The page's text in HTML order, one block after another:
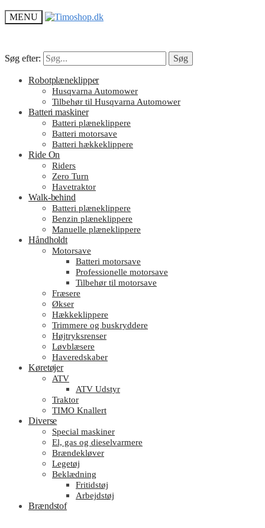
MENU
Søg efter: Søg
Søg efter: Søg
Robotplæneklipper
Husqvarna Automower
Tilbehør til Husqvarna Automower
Batteri maskiner
Batteri plæneklippere
Batteri motorsave
Batteri hækkeklippere
Ride On
Riders
Zero Turn
Havetraktor
Walk-behind
Batteri plæneklippere
Benzin plæneklippere
Manuelle plæneklippere
Håndholdt
Motorsave
Batteri motorsave
Professionelle motorsave
Tilbehør til motorsave
Fræsere
Økser
Hækkeklippere
Trimmere og buskryddere
Højtryksrenser
Løvblæsere
Haveredskaber
Køretøjer
ATV
ATV Udstyr
Traktor
TIMO Knallert
Diverse
Special maskiner
El, gas og dieselvarmere
Brændekløver
Legetøj
Beklædning
Fritidstøj
Arbejdstøj
Brændstof